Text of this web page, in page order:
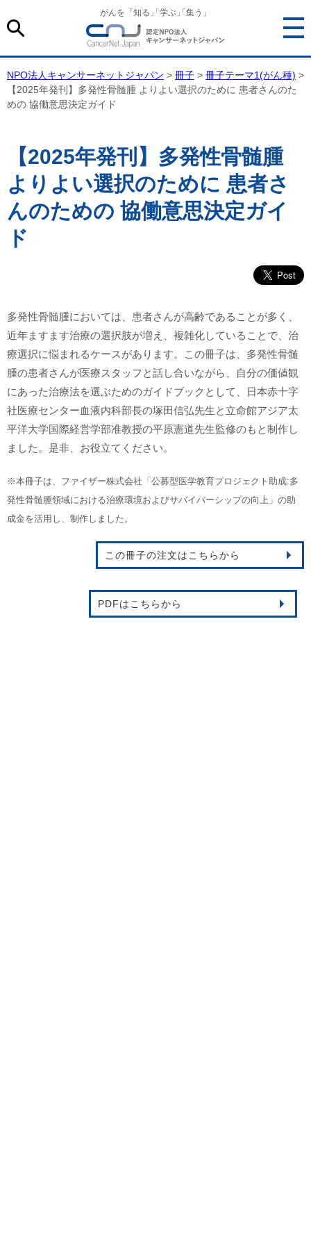
がんを「知る 「学ぶ 「集う」
NPO法人キャンサーネットジャパン > 冊子 > 冊子テーマ1(がん種) >
【2025年発刊】多発性骨髄腫 よりよい選択のために 患者さんのた
めの 協働意思決定ガイド
【2025年発刊】多発性骨髄腫
よりよい選択のために 患者さ
んのための 協働意思決定ガイ
ド
多発性骨髄腫においては、患者さんが高齢であることが多く、
近年ますます治療の選択肢が増え、複雑化していることで、治
療選択に悩まれるケースがあります。この冊子は、多発性骨髄
腫の患者さんが医療スタッフと話し合いながら、自分の価値観
にあった治療法を選ぶためのガイドブックとして、日本赤十字
社医療センター血液内科部長の塚田信弘先生と立命館アジア太
平洋大学国際経営学部准教授の平原憲道先生監修のもと制作し
ました。是非、お役立てください。
※本冊子は、ファイザー株式会社「公募型医学教育プロジェクト助成:多
発性骨髄腫領域における治療環境およびサバイバーシップの向上」の助
成金を活用し、制作しました。
この冊子の注文はこちらから
PDFはこちらから